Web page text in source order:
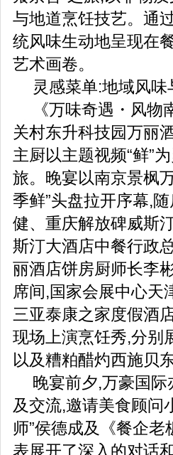
与地道烹饪技艺。通
统风味生动地呈现在
艺术画卷。
灵感菜单:地域风味
《万味奇遇・风
关村东升科技园万丽
主厨以主题视频“鲜”
旅。晚宴以南京景枫
季鲜”头盘拉开序幕,
健、重庆解放碑威斯
斯汀大酒店中餐行政
丽酒店饼房厨师长李
席间,国家会展中心天
三亚泰康之家度假酒
现场上演烹饪秀,分别
以及糟粕醋灼西施贝
晚宴前夕,万豪国际
及交流,邀请美食顾问
师”侯德成及《餐企
表展开了深入的对话